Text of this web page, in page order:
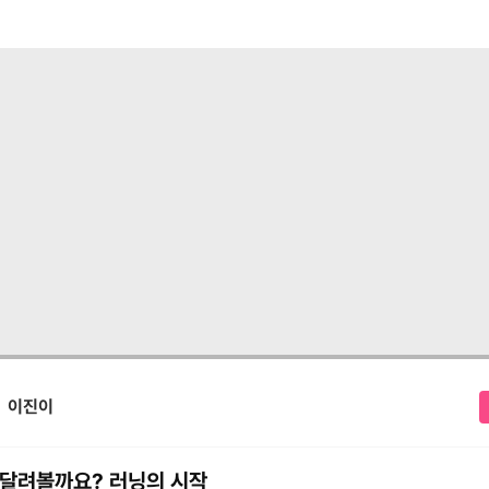
이진이
려볼까요? 러닝의 시작